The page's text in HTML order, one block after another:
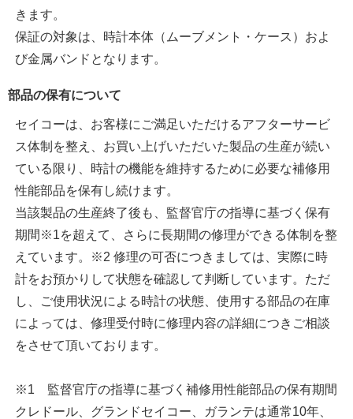
きます。
保証の対象は、時計本体（ムーブメント・ケース）およ
び金属バンドとなります。
部品の保有について
セイコーは、お客様にご満足いただけるアフターサービ
ス体制を整え、お買い上げいただいた製品の生産が続い
ている限り、時計の機能を維持するために必要な補修用
性能部品を保有し続けます。
当該製品の生産終了後も、監督官庁の指導に基づく保有
期間※1を超えて、さらに長期間の修理ができる体制を整
えています。※2 修理の可否につきましては、実際に時
計をお預かりして状態を確認して判断しています。ただ
し、ご使用状況による時計の状態、使用する部品の在庫
によっては、修理受付時に修理内容の詳細につきご相談
をさせて頂いております。
※1 監督官庁の指導に基づく補修用性能部品の保有期間
クレドール、グランドセイコー、ガランテは通常10年、